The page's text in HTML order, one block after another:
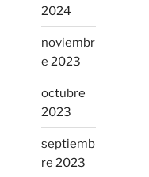
2024
noviembr
e 2023
octubre
2023
septiemb
re 2023